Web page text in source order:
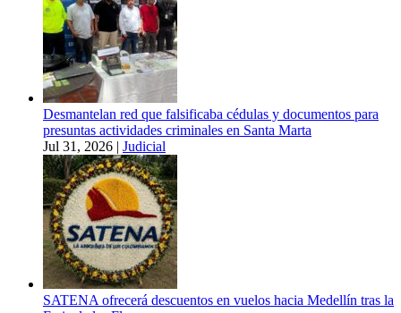
Desmantelan red que falsificaba cédulas y documentos para
presuntas actividades criminales en Santa Marta
Jul 31, 2026 | Judicial
SATENA ofrecerá descuentos en vuelos hacia Medellín tras la